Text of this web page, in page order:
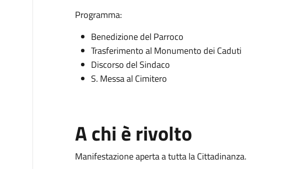
Programma:
Benedizione del Parroco
Trasferimento al Monumento dei Caduti
Discorso del Sindaco
S. Messa al Cimitero
A chi è rivolto
Manifestazione aperta a tutta la Cittadinanza.